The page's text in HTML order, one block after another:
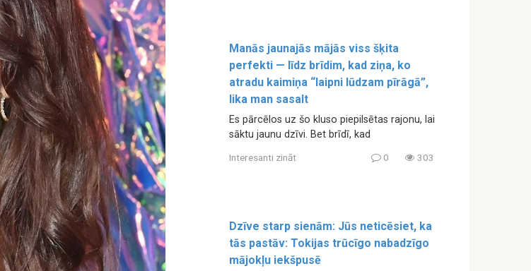
Manās jaunajās mājās viss šķita
perfekti — līdz brīdim, kad ziņa, ko
atradu kaimiņa “laipni lūdzam pīrāgā”,
lika man sasalt
Es pārcēlos uz šo kluso piepilsētas rajonu, lai
sāktu jaunu dzīvi. Bet brīdī, kad
Interesanti zināt 0 303
Dzīve starp sienām: Jūs neticēsiet, ka
tās pastāv: Tokijas trūcīgo nabadzīgo
mājokļu iekšpusē